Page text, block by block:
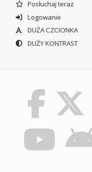
Posłuchaj teraz
Logowanie
DUŻA CZCIONKA
DUŻY KONTRAST